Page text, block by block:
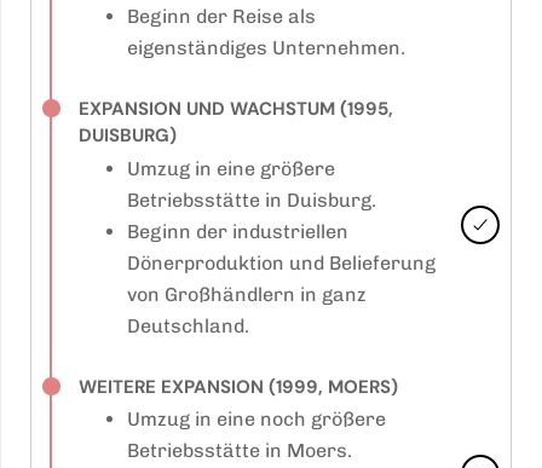
Beginn der Reise als
eigenständiges Unternehmen.
EXPANSION UND WACHSTUM (1995,
DUISBURG)
Umzug in eine größere
Betriebsstätte in Duisburg.
Beginn der industriellen
Dönerproduktion und Belieferung
von Großhändlern in ganz
Deutschland.
WEITERE EXPANSION (1999, MOERS)
Umzug in eine noch größere
Betriebsstätte in Moers.